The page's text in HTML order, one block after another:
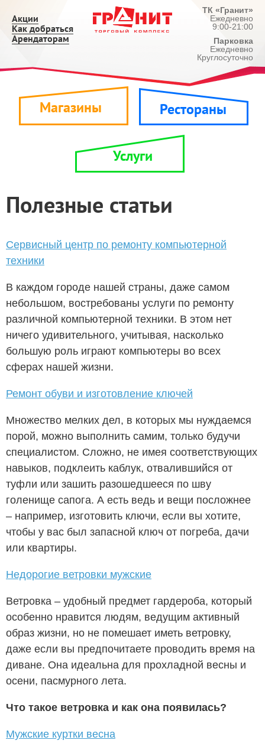
Акции
Как добраться
Арендаторам
ТК «Гранит»
Ежедневно
9:00-21:00
Парковка
Ежедневно
Круглосуточно
Магазины Рестораны
Услуги
Полезные статьи
Сервисный центр по ремонту компьютерной
техники
В каждом городе нашей страны, даже самом
небольшом, востребованы услуги по ремонту
различной компьютерной техники. В этом нет
ничего удивительного, учитывая, насколько
большую роль играют компьютеры во всех
сферах нашей жизни.
Ремонт обуви и изготовление ключей
Множество мелких дел, в которых мы нуждаемся
порой, можно выполнить самим, только будучи
специалистом. Сложно, не имея соответствующих
навыков, подклеить каблук, отвалившийся от
туфли или зашить разошедшееся по шву
голенище сапога. А есть ведь и вещи посложнее
– например, изготовить ключи, если вы хотите,
чтобы у вас был запасной ключ от погреба, дачи
или квартиры.
Недорогие ветровки мужские
Ветровка – удобный предмет гардероба, который
особенно нравится людям, ведущим активный
образ жизни, но не помешает иметь ветровку,
даже если вы предпочитаете проводить время на
диване. Она идеальна для прохладной весны и
осени, пасмурного лета.
Что такое ветровка и как она появилась?
Мужские куртки весна